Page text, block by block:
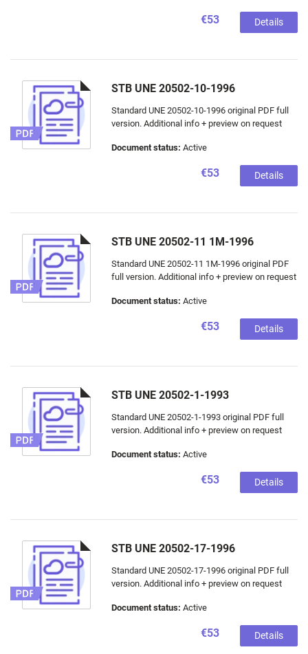
€53 Details
STB UNE 20502-10-1996
Standard UNE 20502-10-1996 original PDF full
version. Additional info + preview on request
Document status: Active
€53 Details
STB UNE 20502-11 1M-1996
Standard UNE 20502-11 1M-1996 original PDF
full version. Additional info + preview on request
Document status: Active
€53 Details
STB UNE 20502-1-1993
Standard UNE 20502-1-1993 original PDF full
version. Additional info + preview on request
Document status: Active
€53 Details
STB UNE 20502-17-1996
Standard UNE 20502-17-1996 original PDF full
version. Additional info + preview on request
Document status: Active
€53 Details